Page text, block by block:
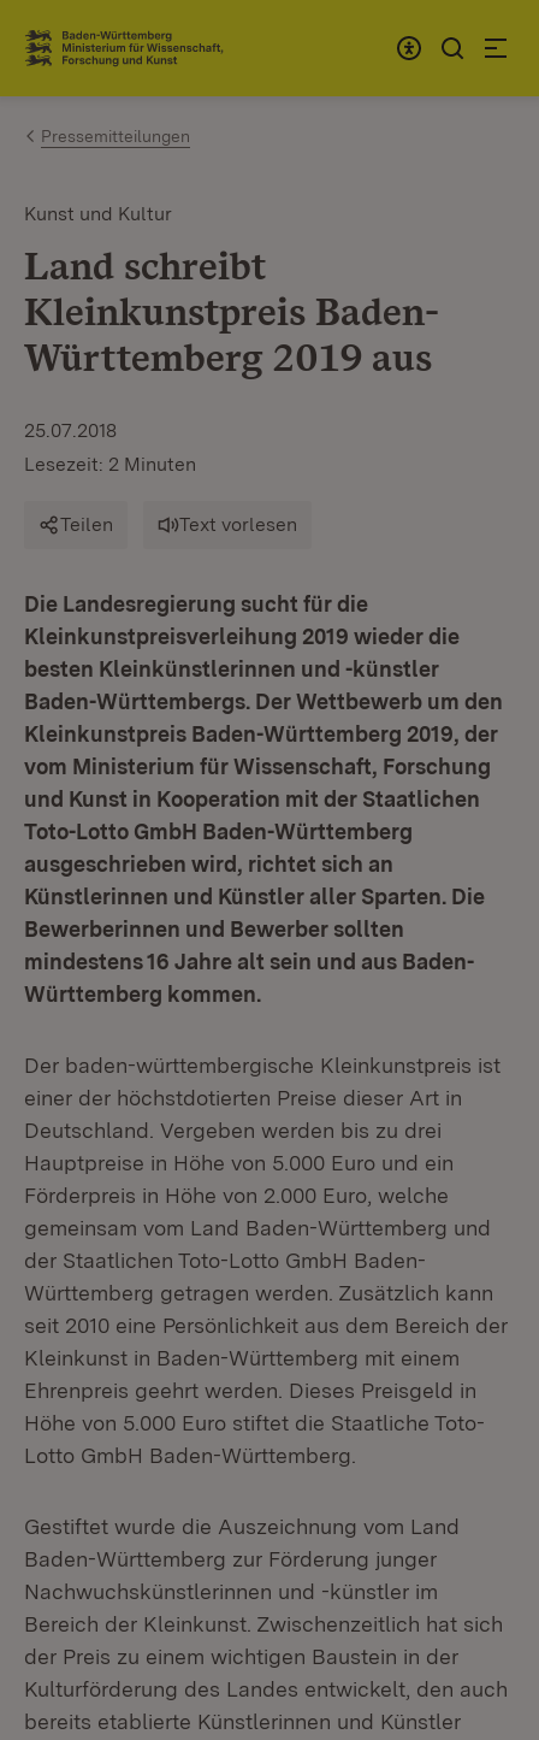
Zum Inhalt springen
Link zur Startseite
Pressemitteilungen
Kunst und Kultur
Land schreibt
Kleinkunstpreis Baden-
Württemberg 2019 aus
25.07.2018
Lesezeit: 2 Minuten
Teilen Text vorlesen
Die Landesregierung sucht für die
Kleinkunstpreisverleihung 2019 wieder die
besten Kleinkünstlerinnen und -künstler
Baden-Württembergs. Der Wettbewerb um den
Kleinkunstpreis Baden-Württemberg 2019, der
vom Ministerium für Wissenschaft, Forschung
und Kunst in Kooperation mit der Staatlichen
Toto-Lotto GmbH Baden-Württemberg
ausgeschrieben wird, richtet sich an
Künstlerinnen und Künstler aller Sparten. Die
Bewerberinnen und Bewerber sollten
mindestens 16 Jahre alt sein und aus Baden-
Württemberg kommen.
Der baden-württembergische Kleinkunstpreis ist
einer der höchstdotierten Preise dieser Art in
Deutschland. Vergeben werden bis zu drei
Hauptpreise in Höhe von 5.000 Euro und ein
Förderpreis in Höhe von 2.000 Euro, welche
gemeinsam vom Land Baden-Württemberg und
der Staatlichen Toto-Lotto GmbH Baden-
Württemberg getragen werden. Zusätzlich kann
seit 2010 eine Persönlichkeit aus dem Bereich der
Kleinkunst in Baden-Württemberg mit einem
Ehrenpreis geehrt werden. Dieses Preisgeld in
Höhe von 5.000 Euro stiftet die Staatliche Toto-
Lotto GmbH Baden-Württemberg.
Gestiftet wurde die Auszeichnung vom Land
Baden-Württemberg zur Förderung junger
Nachwuchskünstlerinnen und -künstler im
Bereich der Kleinkunst. Zwischenzeitlich hat sich
der Preis zu einem wichtigen Baustein in der
Kulturförderung des Landes entwickelt, den auch
bereits etablierte Künstlerinnen und Künstler